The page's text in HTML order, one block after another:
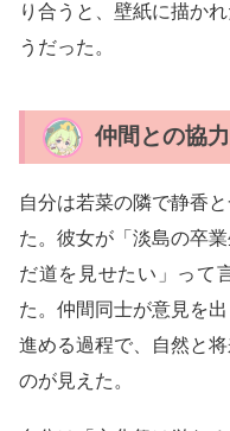
り合うと、壁紙に描か
うだった。
仲間との協
自分は若菜の隣で静香
た。彼女が「淡島の卒
だ道を見せたい」って
た。仲間同士が意見を
進める過程で、自然と
のが見えた。